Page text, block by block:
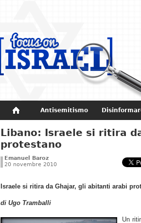
Antisemitismo
Non dimenticare Storia di Israele
Libano: Israele si ritira
protestano
Emanuel Baroz
20 novembre 2010
Israele si ritira da Ghajar, gli abitanti arabi
di Ugo Tramballi
Un